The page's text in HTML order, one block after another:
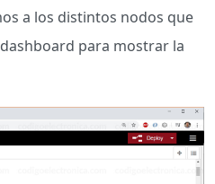
a los distintos nodos que
para mostrar la